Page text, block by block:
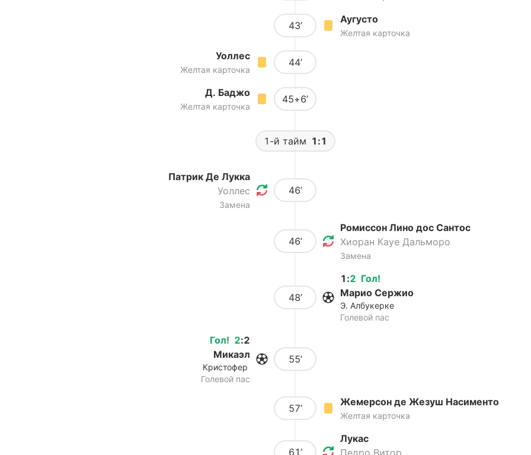
43’
Аугусто
Желтая карточка
Уоллес
Желтая карточка
44’
Д. Баджо
Желтая карточка
45+6’
1-й тайм 1:1
Патрик Де Лукка
Уоллес
Замена
46’
46’
Ромиссон Лино дос Сантос
Хиоран Кауе Дальморо
Замена
48’
Гол!
1 :2
Марио Сержио
Э. Албукерке
Голевой пас
Гол! 2:2
Микаэл
Кристофер
Голевой пас
55’
57’
Жемерсон де Жезуш Насименто
Желтая карточка
61’
Лукас
Педро Витор